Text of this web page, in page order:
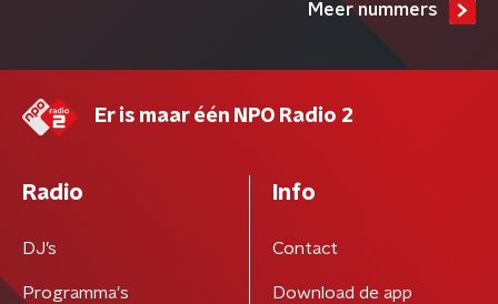
Meer nummers
Er is maar één NPO Radio 2
Radio
DJ’s
Programma's
Info
Contact
Download de app